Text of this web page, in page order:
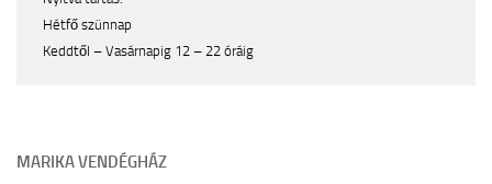
Hétfő szünnap
Keddtől – Vasárnapig 12 – 22 óráig
MARIKA VENDÉGHÁZ